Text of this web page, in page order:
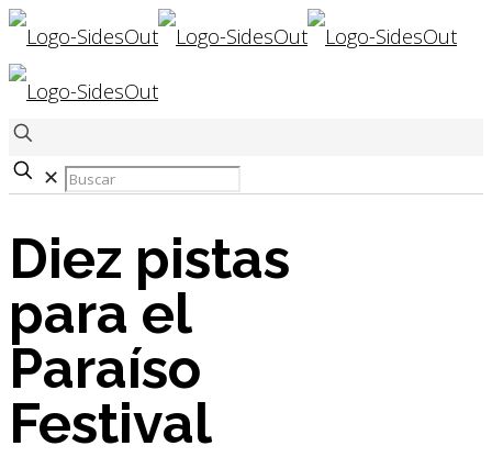
✕
Diez pistas
para el
Paraíso
Festival